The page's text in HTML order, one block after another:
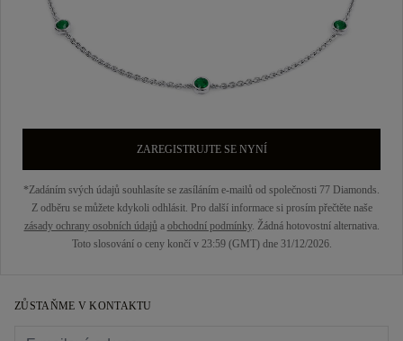
ZAREGISTRUJTE SE NYNÍ
*Zadáním svých údajů souhlasíte se zasíláním e-mailů od společnosti 77 Diamonds.
Z odběru se můžete kdykoli odhlásit. Pro další informace si prosím přečtěte naše
zásady ochrany osobních údajůa obchodní podmínky. Žádná hotovostní alternativa.
Toto slosování o ceny končí v 23:59 (GMT) dne 31/12/2026.
ZŮSTAŇME V KONTAKTU